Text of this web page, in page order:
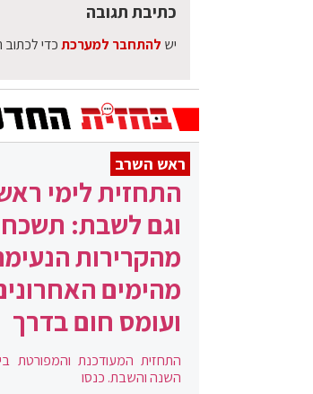
כתיבת תגובה
יש להתחבר למערכתכדי לכתוב
ראש השרב
התחזית לימי
וגם לשבת:
מהקרירות
מהימים
ועומס חום בדרך
התחזית המעודכנת והמפורטת
השנה והשבת. כנסו